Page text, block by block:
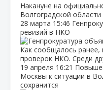
Накануне на
Волгоградской
28 марта 15:46
ревизий в НКО
Как сообщалось ранее,
проверок НКО. Среди
19 апреля 16:21
Москвы к ситуации в
сохранится